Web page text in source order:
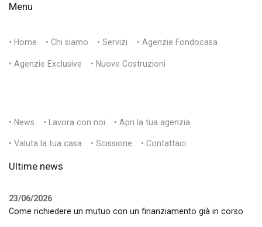
Menu
• Home • Chi siamo • Servizi • Agenzie Fondocasa
• Agenzie Exclusive • Nuove Costruzioni
• News • Lavora con noi • Apri la tua agenzia
• Valuta la tua casa • Scissione • Contattaci
Ultime news
23/06/2026
Come richiedere un mutuo con un finanziamento già in corso